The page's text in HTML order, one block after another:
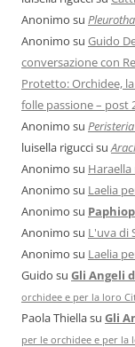
Anonimo su
Anonimo su Guido
conversazione con
Protetto: Orchidee,
folle passione – post
Anonimo su
luisella riguccisu
Anonimo su
Anonimo su Laelia
Anonimo su
Anonimo su L'uva di
Anonimo su Laelia
Guido su Gli Angeli
orchidee e per la loro
Paola Thiellasu Gli
per le orchidee e per la